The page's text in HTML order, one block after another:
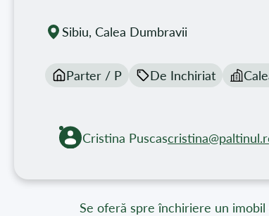
Sibiu, Calea Dumbravii
Parter / P De Inchiriat
Cristina Puscas
Se oferă spre închiriere un imobil